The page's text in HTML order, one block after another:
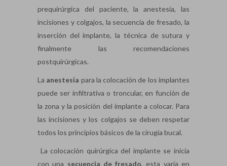
prequirúrgica del paciente, la anestesia, las
incisiones y colgajos, la secuencia de fresado, la
inserción del implante, la técnica de sutura y
finalmente las recomendaciones
postquirúrgicas.
La anestesia para la colocación de los implantes
puede ser infiltrativa o troncular, en función de
la zona y la posición del implante a colocar. Para
las incisiones y los colgajos se deben respetar
todos los principios básicos de la cirugía bucal.
La colocación quirúrgica del implante se inicia
con una secuencia de fresado, esta varía en